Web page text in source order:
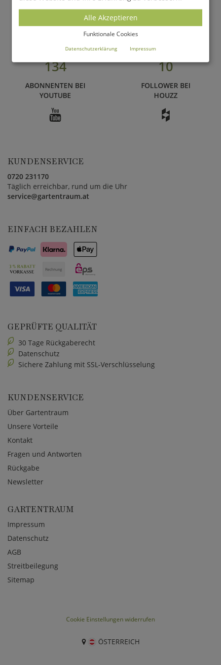
ABONNENTEN BEI
134
ABONNENTEN BEI
YOUTUBE
10
FOLLOWER BEI
HOUZZ
KUNDENSERVICE
0720 231170
Täglich erreichbar, rund um die Uhr
service@gartentraum.at
EINFACH BEZAHLEN
GEPRÜFTE QUALITÄT
30 Tage Rückgaberecht
Datenschutz
Sichere Zahlung mit SSL-Verschlüsselung
KUNDENSERVICE
Über Gartentraum
Unsere Vorteile
Kontakt
Fragen und Antworten
Rückgabe
Newsletter
GARTENTRAUM
Impressum
Datenschutz
AGB
Streitbeilegung
Sitemap
Cookie Einstellungen widerrufen
ÖSTERREICH
Alle Akzeptieren
Funktionale Cookies
Datenschutzerklärung Impressum